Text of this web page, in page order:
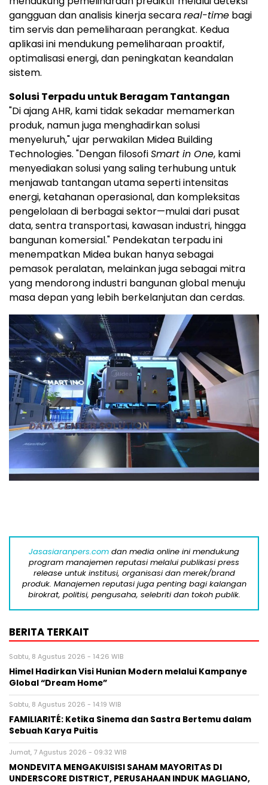
gangguan dan analisis kinerja secarareal-time bagi
tim servis dan pemeliharaan perangkat. Kedua
aplikasi ini mendukung pemeliharaan proaktif,
optimalisasi energi, dan peningkatan keandalan
sistem.
Solusi Terpadu untuk Beragam Tantangan
"Di ajang AHR, kami tidak sekadar memamerkan
produk, namun juga menghadirkan solusi
menyeluruh," ujar perwakilan Midea Building
Technologies. "Dengan filosofiSmart in One, kami
menyediakan solusi yang saling terhubung untuk
menjawab tantangan utama seperti intensitas
energi, ketahanan operasional, dan kompleksitas
pengelolaan di berbagai sektor—mulai dari pusat
data, sentra transportasi, kawasan industri, hingga
bangunan komersial." Pendekatan terpadu ini
menempatkan Midea bukan hanya sebagai
pemasok peralatan, melainkan juga sebagai mitra
yang mendorong industri bangunan global menuju
masa depan yang lebih berkelanjutan dan cerdas.
Jasasiaranpers.com dan media online ini mendukung
program manajemen reputasi melalui publikasi press
release untuk institusi, organisasi dan merek/brand
produk. Manajemen reputasi juga penting bagi kalangan
birokrat, politisi, pengusaha, selebriti dan tokoh publik.
BERITA TERKAIT
Sabtu, 8 Agustus 2026 - 14:26 WIB
Himel Hadirkan Visi Hunian Modern melalui Kampanye
Global “Dream Home”
Sabtu, 8 Agustus 2026 - 14:19 WIB
FAMILIARITÉ: Ketika Sinema dan Sastra Bertemu dalam
Sebuah Karya Puitis
Jumat, 7 Agustus 2026 - 09:32 WIB
MONDEVITA MENGAKUISISI SAHAM MAYORITAS DI
UNDERSCORE DISTRICT, PERUSAHAAN INDUK MAGLIANO,